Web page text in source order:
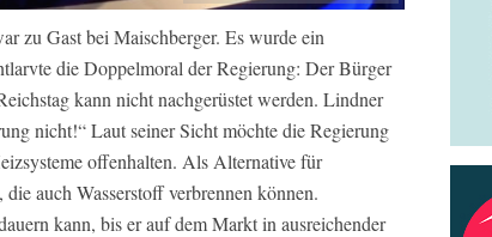
zu Gast bei Maischberger. Es wurde ein
die Doppelmoral der Regierung: Der Bürger
kann nicht nachgerüstet werden. Lindner
nicht!“ Laut seiner Sicht möchte die Regierung
offenhalten. Als Alternative für
auch Wasserstoff verbrennen können.
kann, bis er auf dem Markt in ausreichender